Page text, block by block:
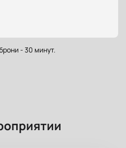
- 30 минут.